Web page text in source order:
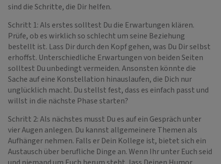
sind die Schritte, die Dir helfen.
Schritt 1: Als erstes solltest Du die Erwartungen klären.
Prüfe, ob es wirklich so schlecht um seine Beziehung
bestellt ist. Lass Dir durch den Kopf gehen, was Du Dir selbst
erhoffst. Unterschiedliche Erwartungen von beiden Seiten
solltest Du unbedingt vermeiden. Ansonsten könnte die
Sache auf eine Konstellation hinauslaufen, die Dich nur
unglücklich macht. Du stellst fest, dass es einfach passt und
willst in die nächste Phase starten?
Schritt 2: Als nächstes musst Du es auf ein Gespräch unter
vier Augen anlegen. Du kannst allgemeinere Themen als
Aufhänger nehmen. Falls er Dein Kollege ist, bietet sich ein
Austausch über berufliche Dinge an. Wenn Ihr unter Euch seid